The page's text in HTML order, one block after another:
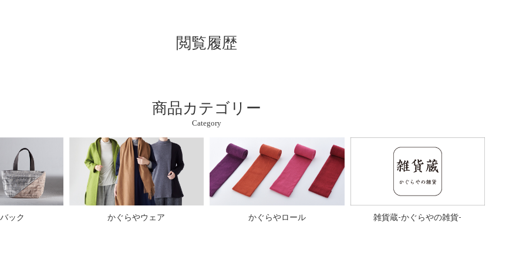
閲覧履歴
商品カテゴリー
Category
ック かぐらやウェア かぐらやロール 雑貨蔵-かぐらやの雑貨-